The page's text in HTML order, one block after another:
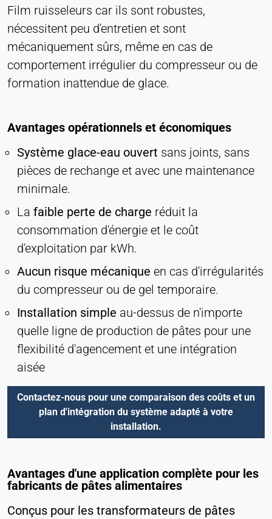
Film ruisseleurs car ils sont robustes,
nécessitent peu d'entretien et sont
mécaniquement sûrs, même en cas de
comportement irrégulier du compresseur ou de
formation inattendue de glace.
Avantages opérationnels et économiques
Système glace-eau ouvert sans joints, sans
pièces de rechange et avec une maintenance
minimale.
La faible perte de charge réduit la
consommation d'énergie et le coût
d'exploitation par kWh.
Aucun risque mécanique en cas d'irrégularités
du compresseur ou de gel temporaire.
Installation simple au-dessus de n'importe
quelle ligne de production de pâtes pour une
flexibilité d'agencement et une intégration
aisée
Contactez-nous pour une comparaison des coûts et un
plan d'intégration du système adapté à votre
installation.
Avantages d'une application complète pour les
fabricants de pâtes alimentaires
Conçus pour les transformateurs de pâtes